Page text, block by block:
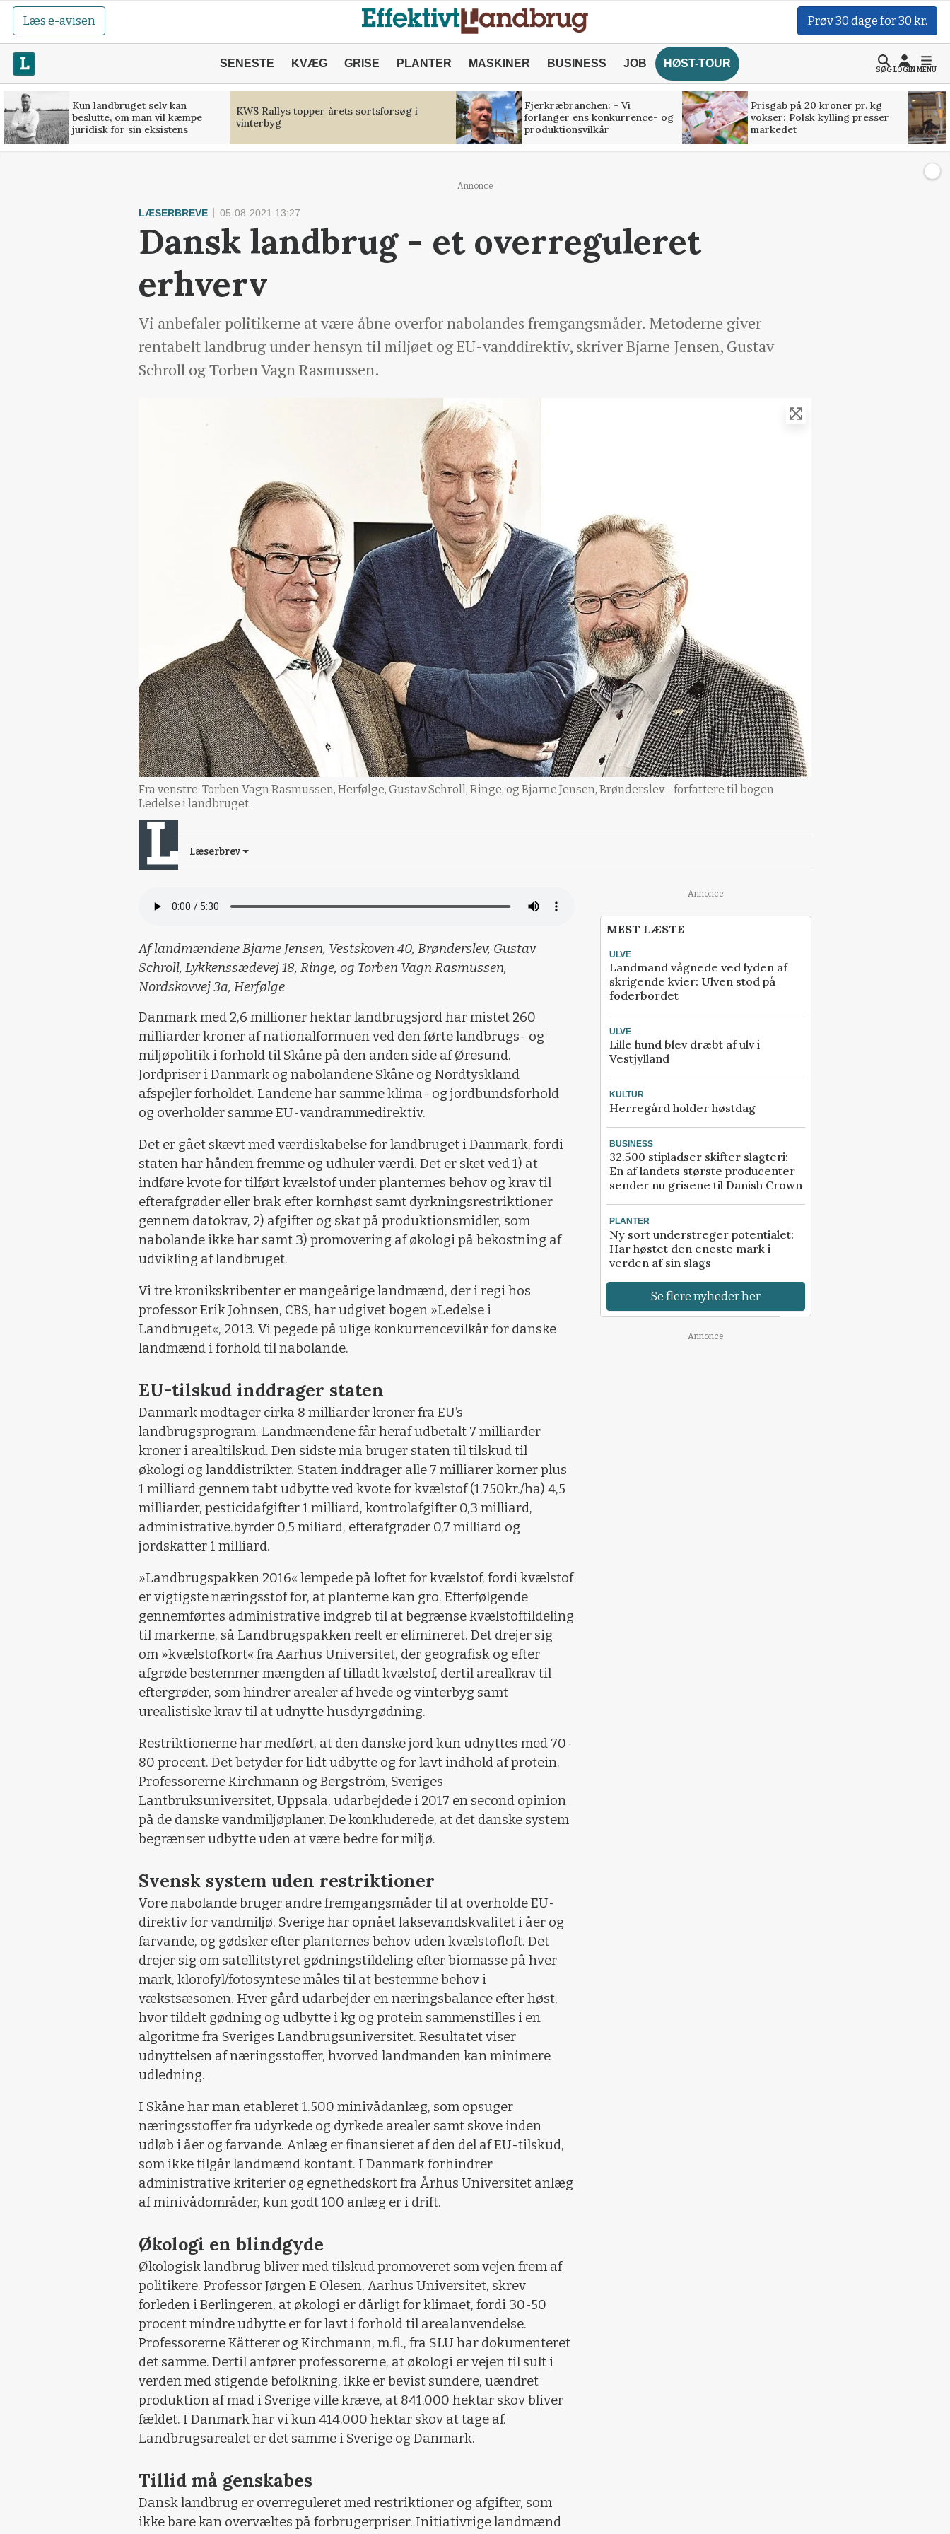
Læs e-avisen Prøv 30 dage for 30 kr.
SENESTE KVÆG GRISE PLANTER MASKINER BUSINESS JOB HØST-TOUR
SØGLOGINMENU
Kun landbruget selv kan
beslutte, om man vil kæmpe
juridisk for sin eksistens
KWS Rallys topper årets sortsforsøg i
vinterbyg
Fjerkræbranchen: - Vi
forlanger ens konkurrence- og
produktionsvilkår
Prisgab på 20 kroner pr. kg
vokser: Polsk kylling presser
markedet
Annonce
LÆSERBREVE 05-08-2021 13:27
Dansk landbrug - et overreguleret
erhverv
Vi anbefaler politikerne at være åbne overfor nabolandes fremgangsmåder. Metoderne giver
rentabelt landbrug under hensyn til miljøet og EU-vanddirektiv, skriver Bjarne Jensen, Gustav
Schroll og Torben Vagn Rasmussen.
Fra venstre: Torben Vagn Rasmussen, Herfølge, Gustav Schroll, Ringe, og Bjarne Jensen, Brønderslev - forfattere til bogen
Ledelse i landbruget.
Læserbrev
Af landmændene Bjarne Jensen, Vestskoven 40, Brønderslev, Gustav
Schroll, Lykkenssædevej 18, Ringe, og Torben Vagn Rasmussen,
Nordskovvej 3a, Herfølge
Danmark med 2,6 millioner hektar landbrugsjord har mistet 260
milliarder kroner af nationalformuen ved den førte landbrugs- og
miljøpolitik i forhold til Skåne på den anden side af Øresund.
Jordpriser i Danmark og nabolandene Skåne og Nordtyskland
afspejler forholdet. Landene har samme klima- og jordbundsforhold
og overholder samme EU-vandrammedirektiv.
Det er gået skævt med værdiskabelse for landbruget i Danmark, fordi
staten har hånden fremme og udhuler værdi. Det er sket ved 1) at
indføre kvote for tilført kvælstof under planternes behov og krav til
efterafgrøder eller brak efter kornhøst samt dyrkningsrestriktioner
gennem datokrav, 2) afgifter og skat på produktionsmidler, som
nabolande ikke har samt 3) promovering af økologi på bekostning af
udvikling af landbruget.
Vi tre kronikskribenter er mangeårige landmænd, der i regi hos
professor Erik Johnsen, CBS, har udgivet bogen »Ledelse i
Landbruget«, 2013. Vi pegede på ulige konkurrencevilkår for danske
landmænd i forhold til nabolande.
EU-tilskud inddrager staten
Danmark modtager cirka 8 milliarder kroner fra EU’s
landbrugsprogram. Landmændene får heraf udbetalt 7 milliarder
kroner i arealtilskud. Den sidste mia bruger staten til tilskud til
økologi og landdistrikter. Staten inddrager alle 7 milliarer korner plus
1 milliard gennem tabt udbytte ved kvote for kvælstof (1.750kr./ha) 4,5
milliarder, pesticidafgifter 1 milliard, kontrolafgifter 0,3 milliard,
administrative.byrder 0,5 miliard, efterafgrøder 0,7 milliard og
jordskatter 1 milliard.
»Landbrugspakken 2016« lempede på loftet for kvælstof, fordi kvælstof
er vigtigste næringsstof for, at planterne kan gro. Efterfølgende
gennemførtes administrative indgreb til at begrænse kvælstoftildeling
til markerne, så Landbrugspakken reelt er elimineret. Det drejer sig
om »kvælstofkort« fra Aarhus Universitet, der geografisk og efter
afgrøde bestemmer mængden af tilladt kvælstof, dertil arealkrav til
eftergrøder, som hindrer arealer af hvede og vinterbyg samt
urealistiske krav til at udnytte husdyrgødning.
Restriktionerne har medført, at den danske jord kun udnyttes med 70-
80 procent. Det betyder for lidt udbytte og for lavt indhold af protein.
Professorerne Kirchmann og Bergström, Sveriges
Lantbruksuniversitet, Uppsala, udarbejdede i 2017 en second opinion
på de danske vandmiljøplaner. De konkluderede, at det danske system
begrænser udbytte uden at være bedre for miljø.
Svensk system uden restriktioner
Vore nabolande bruger andre fremgangsmåder til at overholde EU-
direktiv for vandmiljø. Sverige har opnået laksevandskvalitet i åer og
farvande, og gødsker efter planternes behov uden kvælstofloft. Det
drejer sig om satellitstyret gødningstildeling efter biomasse på hver
mark, klorofyl/fotosyntese måles til at bestemme behov i
vækstsæsonen. Hver gård udarbejder en næringsbalance efter høst,
hvor tildelt gødning og udbytte i kg og protein sammenstilles i en
algoritme fra Sveriges Landbrugsuniversitet. Resultatet viser
udnyttelsen af næringsstoffer, hvorved landmanden kan minimere
udledning.
I Skåne har man etableret 1.500 minivådanlæg, som opsuger
næringsstoffer fra udyrkede og dyrkede arealer samt skove inden
udløb i åer og farvande. Anlæg er finansieret af den del af EU-tilskud,
som ikke tilgår landmænd kontant. I Danmark forhindrer
administrative kriterier og egnethedskort fra Århus Universitet anlæg
af minivådområder, kun godt 100 anlæg er i drift.
Økologi en blindgyde
Økologisk landbrug bliver med tilskud promoveret som vejen frem af
politikere. Professor Jørgen E Olesen, Aarhus Universitet, skrev
forleden i Berlingeren, at økologi er dårligt for klimaet, fordi 30-50
procent mindre udbytte er for lavt i forhold til arealanvendelse.
Professorerne Kätterer og Kirchmann, m.fl., fra SLU har dokumenteret
det samme. Dertil anfører professorerne, at økologi er vejen til sult i
verden med stigende befolkning, ikke er bevist sundere, uændret
produktion af mad i Sverige ville kræve, at 841.000 hektar skov bliver
fældet. I Danmark har vi kun 414.000 hektar skov at tage af.
Landbrugsarealet er det samme i Sverige og Danmark.
Tillid må genskabes
Dansk landbrug er overreguleret med restriktioner og afgifter, som
ikke bare kan overvæltes på forbrugerpriser. Initiativrige landmænd
Annonce
MEST LÆSTE
ULVE
Landmand vågnede ved lyden af
skrigende kvier: Ulven stod på
foderbordet
ULVE
Lille hund blev dræbt af ulv i
Vestjylland
KULTUR
Herregård holder høstdag
BUSINESS
32.500 stipladser skifter slagteri:
En af landets største producenter
sender nu grisene til Danish Crown
PLANTER
Ny sort understreger potentialet:
Har høstet den eneste mark i
verden af sin slags
Se flere nyheder her
Annonce